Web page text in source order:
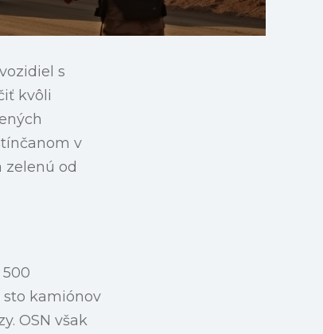
s
kvôli
v
zelenú od
sto kamiónov
OSN však